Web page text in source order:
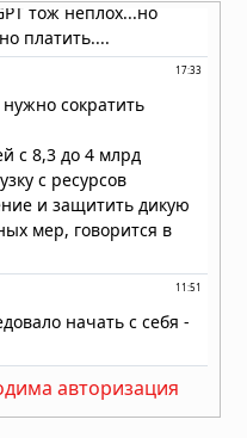
ядро Земли
под Тихим
авторизация